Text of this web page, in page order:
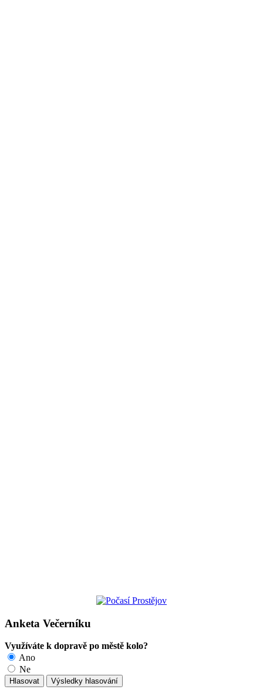
Anketa Večerníku
Využíváte k dopravě po městě kolo?
Ano
Ne